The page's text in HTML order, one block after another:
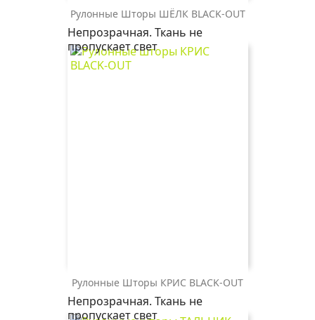
Рулонные Шторы ШЁЛК BLACK-OUT
Непрозрачная. Ткань не
пропускает свет
ШЁЛК
BLACK-
OUT
BLACK-
OUT
Рулонные Шторы КРИС BLACK-OUT
Непрозрачная. Ткань не
пропускает свет
BLACK-
КРИС
BLACK-BLACK-BLACK-